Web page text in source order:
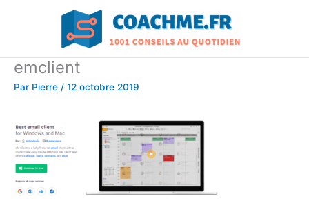
emclient
Par Pierre / 12 octobre 2019